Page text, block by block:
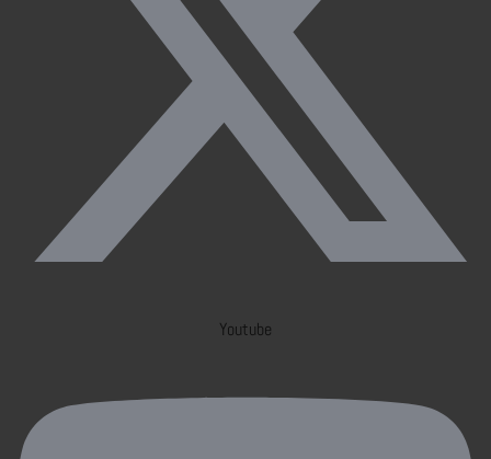
Youtube